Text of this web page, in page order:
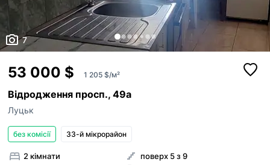
7
53 000 $ 1 205 $/м²
Відродження просп., 49а
Луцьк
без комісії 33-й мікрорайон
2 кімнати
поверх 5 з 9